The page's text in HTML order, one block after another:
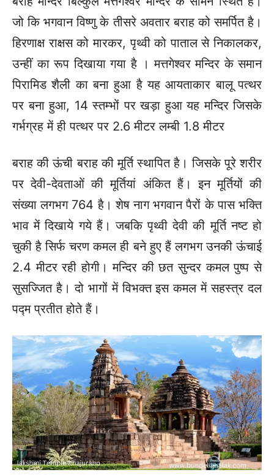
जो कि भगवान विष्णु के तीसरे अवतार बराह को समर्पित है।
हिरणाक्ष राक्षस को मारकर, पृथ्वी को पाताल से निकालकर,
उन्हीं का रूप दिखाया गया है । मत्तगेश्वर मन्दिर के समान
पिरामिड शैली का बना हुआ है यह आयताकार बालू पत्थर
पर बना हुआ, 14 स्तम्भों पर खड़ा हुआ यह मन्दिर जिसके
गर्भग्रह में ही पत्थर पर 2.6 मीटर लम्बी 1.8 मीटर
बराह की ऊंची बराह की मूर्ति स्थापित है। जिसके पूरे शरीर
पर देवी-देवताओं की मूर्तियां अंकित हैं। इन मूर्तियों की
संख्या लगभग 764 है। शेष नाग भगवान पैरों के पास भक्ति
भाव में दिखाये गये हैं। जबकि पृथ्वी देवी की मूर्ति नष्ट हो
चुकी है सिर्फ चरण कमल ही बने हुए हैं लगभग उनकी ऊंचाई
2.4 मीटर रही होगी।मन्दिर की छत सुन्दर कमल पुष्प से
सुसज्जित है। दो भागों में विभक्त इसकमल में सहस्त्र दल
पद्म प्रतीत होते हैं।